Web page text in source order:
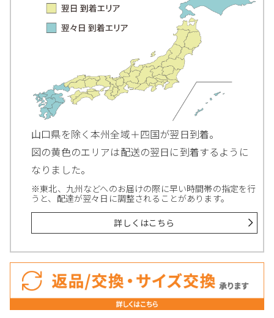
山口県を除く本州全域＋四国が翌日到着。
図の黄色のエリアは配送の翌日に到着するように
なりました。
※東北、九州などへのお届けの際に早い時間帯の指定を行
うと、配達が翌々日に調整されることがあります。
詳しくはこちら